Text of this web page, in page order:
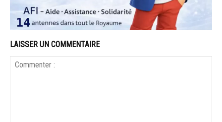
LAISSER UN COMMENTAIRE